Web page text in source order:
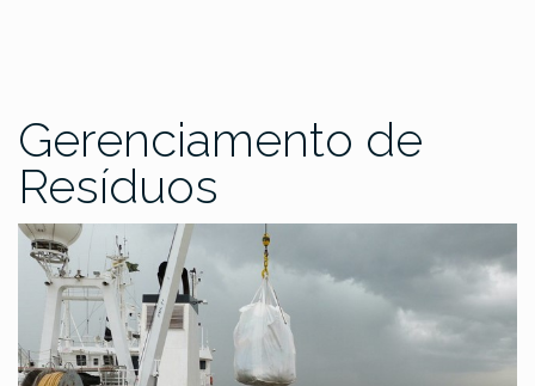
Gerenciamento de
Resíduos